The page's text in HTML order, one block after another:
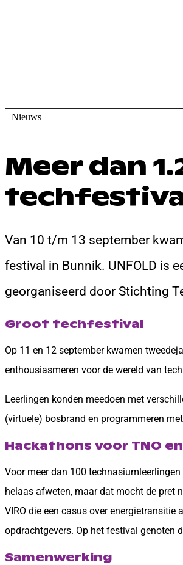
Nieuws
Meer dan
Van 10 t/m 13 september
festival in Bunnik. UNFOLD is
georganiseerd door Stichting
Groot techfestival
Op 11 en 12 september kwamen
enthousiasmeren voor de wereld van
Leerlingen konden meedoen met
(virtuele) bosbrand en programmeren
Hackathons voor TNO en
Voor meer dan 100
helaas afweten, maar dat mocht de pret
VIRO die een casus over
opdrachtgevers. Op het festival genoten
Samenwerking